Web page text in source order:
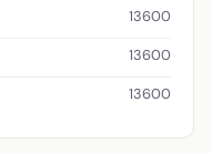
13600
13600
13600